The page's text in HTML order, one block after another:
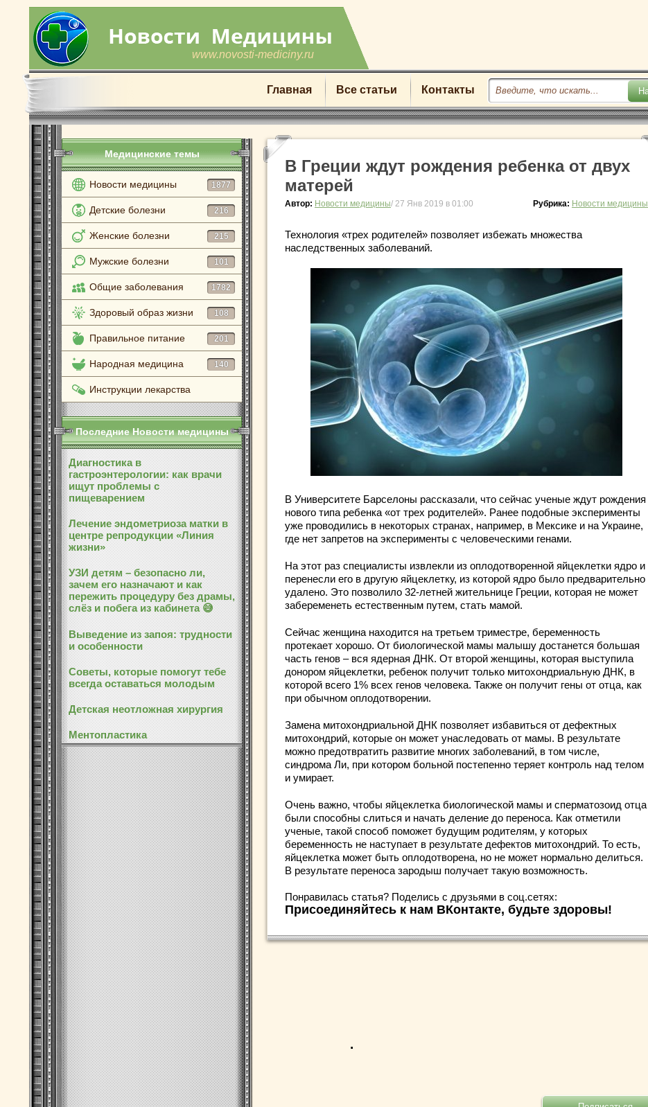
www.novosti-mediciny.ru
Главная Все статьи Контакты
Медицинские темы
Новости медицины 1877
Детские болезни 216
Женские болезни 215
Мужские болезни 101
Общие заболевания 1782
Здоровый образ жизни 108
Правильное питание 201
Народная медицина 140
Инструкции лекарства
Последние Новости медицины
Диагностика в
гастроэнтерологии: как врачи
ищут проблемы с
пищеварением
Лечение эндометриоза матки в
центре репродукции «Линия
жизни»
УЗИ детям – безопасно ли,
зачем его назначают и как
пережить процедуру без драмы,
слёз и побега из кабинета 😅
Выведение из запоя: трудности
и особенности
Советы, которые помогут тебе
всегда оставаться молодым
Детская неотложная хирургия
Ментопластика
В Греции ждут рождения ребенка от двух
матерей
Автор: Новости медицины/ 27 Янв 2019 в 01:00 Рубрика: Новости медицины
Технология «трех родителей» позволяет избежать множества
наследственных заболеваний.
В Университете Барселоны рассказали, что сейчас ученые ждут рождения
нового типа ребенка «от трех родителей». Ранее подобные эксперименты
уже проводились в некоторых странах, например, в Мексике и на Украине,
где нет запретов на эксперименты с человеческими генами.
На этот раз специалисты извлекли из оплодотворенной яйцеклетки ядро и
перенесли его в другую яйцеклетку, из которой ядро было предварительно
удалено. Это позволило 32-летней жительнице Греции, которая не может
забеременеть естественным путем, стать мамой.
Сейчас женщина находится на третьем триместре, беременность
протекает хорошо. От биологической мамы малышу достанется большая
часть генов – вся ядерная ДНК. От второй женщины, которая выступила
донором яйцеклетки, ребенок получит только митохондриальную ДНК, в
которой всего 1% всех генов человека. Также он получит гены от отца, как
при обычном оплодотворении.
Замена митохондриальной ДНК позволяет избавиться от дефектных
митохондрий, которые он может унаследовать от мамы. В результате
можно предотвратить развитие многих заболеваний, в том числе,
синдрома Ли, при котором больной постепенно теряет контроль над телом
и умирает.
Очень важно, чтобы яйцеклетка биологической мамы и сперматозоид отца
были способны слиться и начать деление до переноса. Как отметили
ученые, такой способ поможет будущим родителям, у которых
беременность не наступает в результате дефектов митохондрий. То есть,
яйцеклетка может быть оплодотворена, но не может нормально делиться.
В результате переноса зародыш получает такую возможность.
Понравилась статья? Поделись с друзьями в соц.сетях:
Присоединяйтесь к нам ВКонтакте, будьте здоровы!
.